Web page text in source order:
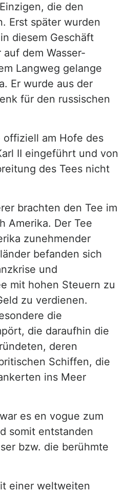
die den
Erst später wurden
diesem Geschäft
dem Wasser-
Langweg gelange
Er wurde aus der
für den russischen
offiziell am Hofe des
II eingeführt und von
des Tees nicht
brachten den Tee im
Amerika. Der Tee
zunehmender
befanden sich
und
mit hohen Steuern zu
zu verdienen.
die
die daraufhin die
deren
Schiffen, die
ins Meer
es en vogue zum
somit entstanden
bzw. die berühmte
einer weltweiten